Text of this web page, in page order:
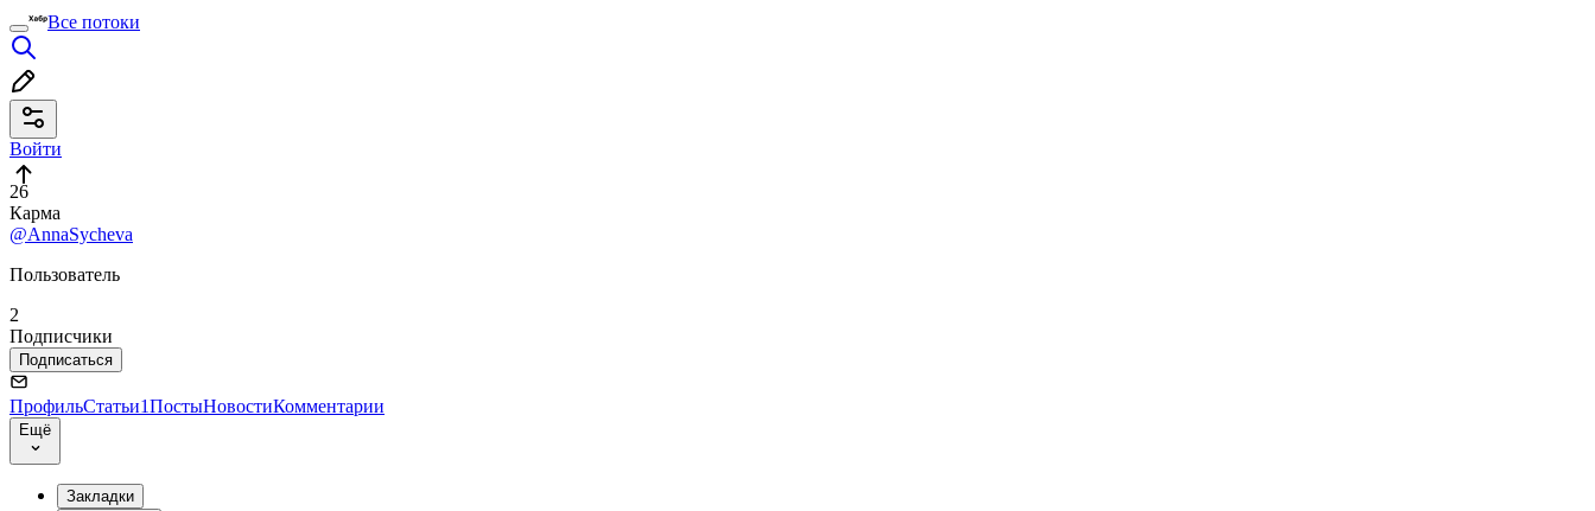
Все потоки
Войти
26
Карма
@AnnaSycheva
Пользователь
2
Подписчики
Подписаться
ПрофильСтатьи1ПостыНовостиКомментарии
Ещё
Закладки